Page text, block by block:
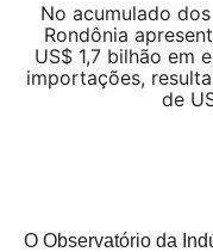
No acumulado
Rondônia
US$ 1,7 bilhão em
importações,
de
O Observatório da